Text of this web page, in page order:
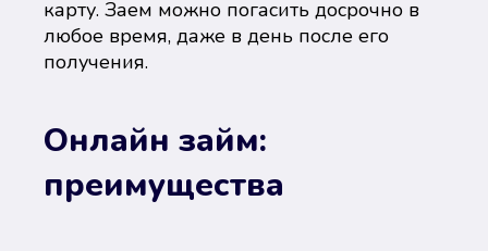
карту. Заем можно погасить досрочно в
любое время, даже в день после его
получения.
Онлайн займ:
преимущества